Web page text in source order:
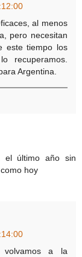
al menos
pero necesitan
este tiempo los
recuperamos.
Argentina.
el último año sin
hoy
a la